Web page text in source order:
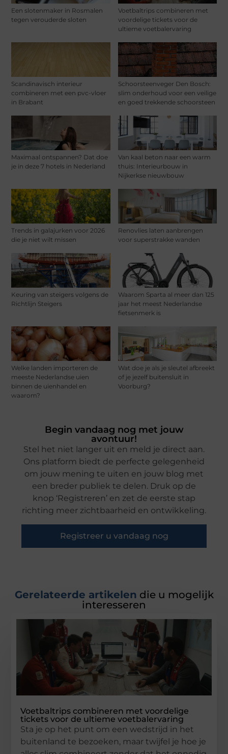
Een slotenmaker in Rosmalen
tegen verouderde sloten
Voetbaltrips combineren met
voordelige tickets voor de
ultieme voetbalervaring
Scandinavisch interieur
combineren met een pvc-vloer
in Brabant
Schoorsteenveger Den Bosch:
slim onderhoud voor een veilige
en goed trekkende schoorsteen
Maximaal ontspannen? Dat doe
je in deze 7 hotels in Nederland
Van kaal beton naar een warm
thuis: Interieurbouw in
Nijkerkse nieuwbouw
Trends in galajurken voor 2026
die je niet wilt missen
Renovlies laten aanbrengen
voor superstrakke wanden
Keuring van steigers volgens de
Richtlijn Steigers
Waarom Sparta al meer dan 125
jaar het meest Nederlandse
fietsenmerk is
Welke landen importeren de
meeste Nederlandse uien
binnen de uienhandel en
waarom?
Wat doe je als je sleutel afbreekt
of je jezelf buitensluit in
Voorburg?
Begin vandaag nog met jouw
avontuur!
Stel het niet langer uit en meld je direct aan.
Ons platform biedt de perfecte gelegenheid
om jouw mening te uiten en jouw blog met
een breder publiek te delen. Druk op de
knop ‘Registreren’ en zet de eerste stap
richting meer zichtbaarheid en ontwikkeling.
Registreer u vandaag nog
Gerelateerde artikelen die u mogelijk
interesseren
Voetbaltrips combineren met voordelige
tickets voor de ultieme voetbalervaring
Sta je op het punt om een wedstrijd in het
buitenland te bezoeken, maar twijfel je hoe je